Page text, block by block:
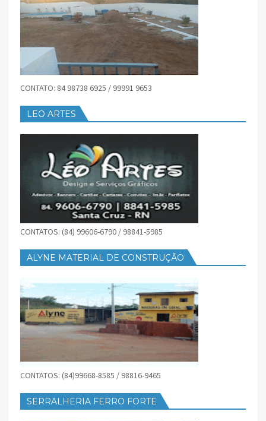
CONTATO: 84 98738 6925 / 99991 9653
LEO ARTES
CONTATOS: (84) 99606-6790 / 98841-5985
ALYNE MATERIAL DE CONSTRUÇÃO
CONTATOS: (84)99668-8585 / 98816-9465
SERRALHERIA FERRO FORTE